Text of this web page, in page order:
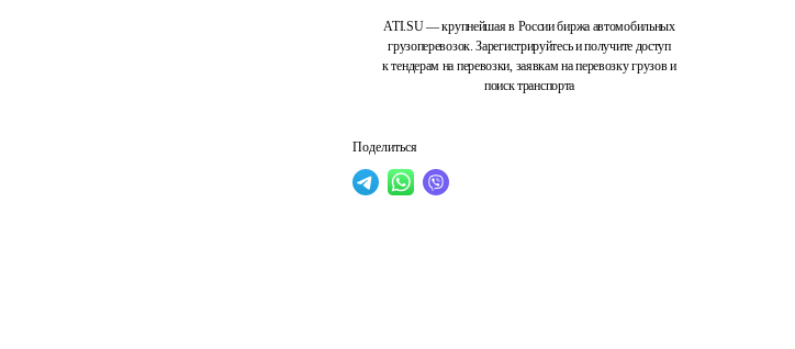
ATI.SU — крупнейшая в России биржа автомобильных
грузоперевозок. Зарегистрируйтесь и получите доступ
к тендерам на перевозки, заявкам на перевозку грузов и
поиск транспорта
Поделиться